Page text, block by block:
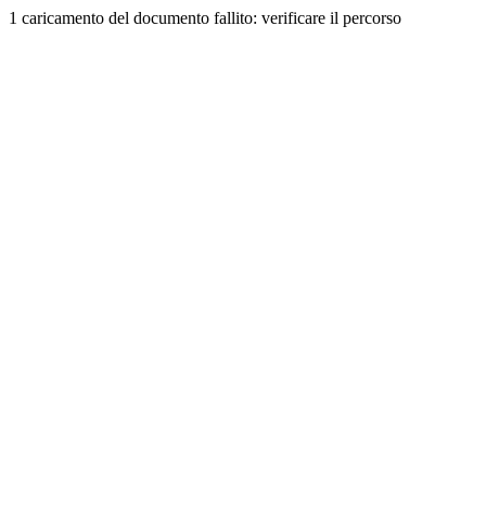
1 caricamento del documento fallito: verificare il percorso